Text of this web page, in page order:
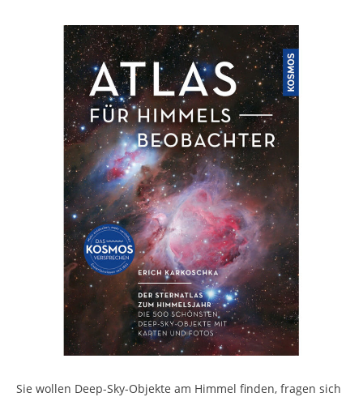
Sie wollen Deep-Sky-Objekte am Himmel finden, fragen sich